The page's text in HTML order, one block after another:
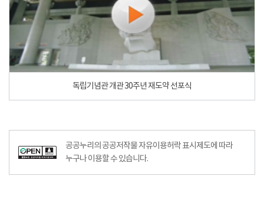
독립기념관 개관 30주년 재도약 선포식
공공누리의 공공저작물 자유이용허락 표시제도에 따라
누구나 이용할 수 있습니다.